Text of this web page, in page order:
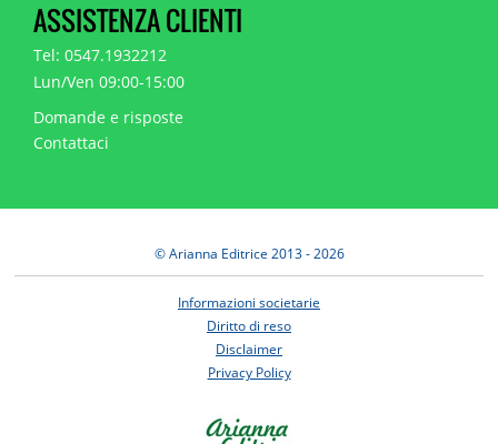
ASSISTENZA CLIENTI
Tel: 0547.1932212
Lun/Ven 09:00-15:00
Domande e risposte
Contattaci
© Arianna Editrice 2013 - 2026
Informazioni societarie
Diritto di reso
Disclaimer
Privacy Policy